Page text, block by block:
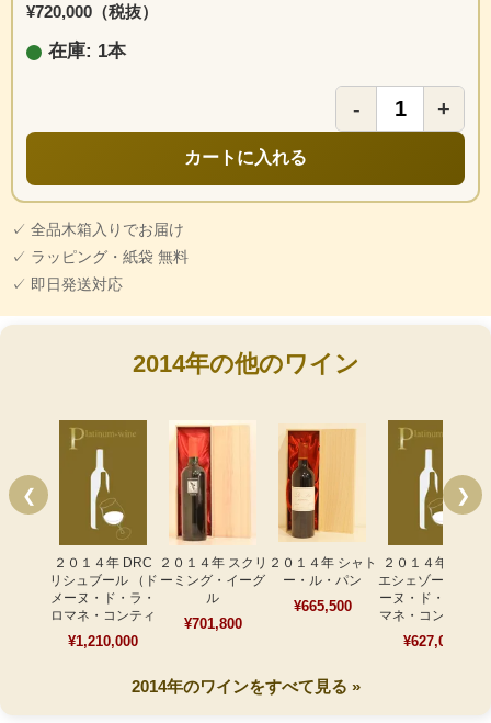
¥720,000（税抜）
在庫: 1本
- +
カートに入れる
✓ 全品木箱入りでお届け
✓ ラッピング・紙袋 無料
✓ 即日発送対応
2014年の他のワイン
❮
２０１４年 DRC
リシュブール （ド
メーヌ・ド・ラ・
ロマネ・コンティ
¥1,210,000
２０１４年 スクリ
ーミング・イーグ
ル
¥701,800
２０１４年 シャト
ー・ル・パン
¥665,500
２０１４年 DRC
エシェゾー （ドメ
ーヌ・ド・ラ・ロ
マネ・コンティ）
¥627,000
❯
2014年のワインをすべて見る »